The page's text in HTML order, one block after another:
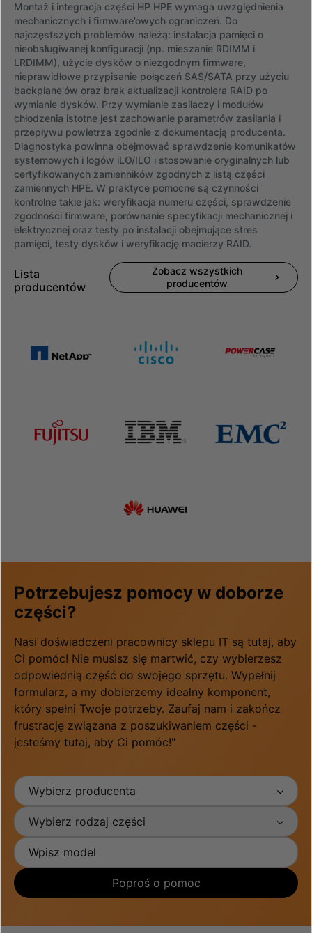
Montaż i integracja części HP HPE wymaga uwzględnienia
mechanicznych i firmware’owych ograniczeń. Do
najczęstszych problemów należą: instalacja pamięci o
nieobsługiwanej konfiguracji (np. mieszanie RDIMM i
LRDIMM), użycie dysków o niezgodnym firmware,
nieprawidłowe przypisanie połączeń SAS/SATA przy użyciu
backplane'ów oraz brak aktualizacji kontrolera RAID po
wymianie dysków. Przy wymianie zasilaczy i modułów
chłodzenia istotne jest zachowanie parametrów zasilania i
przepływu powietrza zgodnie z dokumentacją producenta.
Diagnostyka powinna obejmować sprawdzenie komunikatów
systemowych i logów iLO/ILO i stosowanie oryginalnych lub
certyfikowanych zamienników zgodnych z listą części
zamiennych HPE. W praktyce pomocne są czynności
kontrolne takie jak: weryfikacja numeru części, sprawdzenie
zgodności firmware, porównanie specyfikacji mechanicznej i
elektrycznej oraz testy po instalacji obejmujące stres
pamięci, testy dysków i weryfikację macierzy RAID.
Lista
producentów
Zobacz wszystkich
producentów
Potrzebujesz pomocy w doborze
części?
Nasi doświadczeni pracownicy sklepu IT są tutaj, aby
Ci pomóc! Nie musisz się martwić, czy wybierzesz
odpowiednią część do swojego sprzętu. Wypełnij
formularz, a my dobierzemy idealny komponent,
który spełni Twoje potrzeby. Zaufaj nam i zakończ
frustrację związana z poszukiwaniem części -
jesteśmy tutaj, aby Ci pomóc!"
Wybierz producenta
Wybierz rodzaj części
Poproś o pomoc